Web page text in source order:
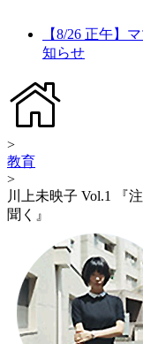
【8/26 正午】
知らせ
>
教育
>
川上未映子 Vol.1 『
聞く』